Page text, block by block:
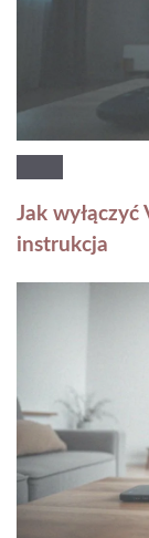
Jak
instrukcja